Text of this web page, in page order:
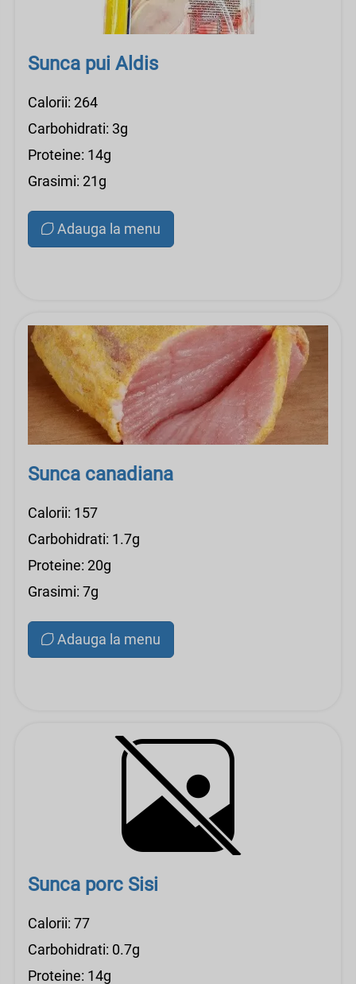
Sunca pui Aldis
Calorii: 264
Carbohidrati: 3g
Proteine: 14g
Grasimi: 21g
Adauga la menu
Sunca canadiana
Calorii: 157
Carbohidrati: 1.7g
Proteine: 20g
Grasimi: 7g
Adauga la menu
Sunca porc Sisi
Calorii: 77
Carbohidrati: 0.7g
Proteine: 14g